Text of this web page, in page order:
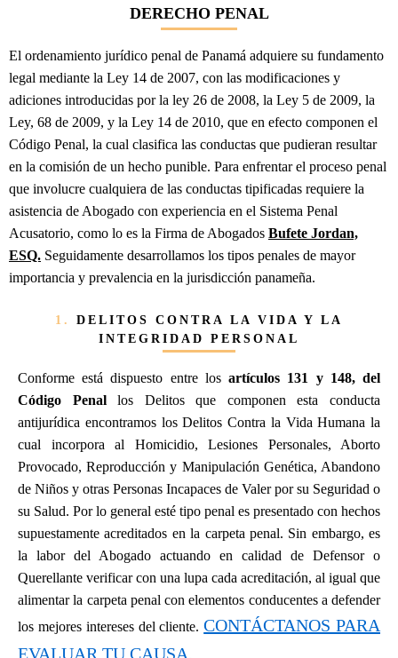
DERECHO PENAL
El ordenamiento jurídico penal de Panamá adquiere su fundamento
legal mediante la Ley 14 de 2007, con las modificaciones y
adiciones introducidas por la ley 26 de 2008, la Ley 5 de 2009, la
Ley, 68 de 2009, y la Ley 14 de 2010, que en efecto componen el
Código Penal, la cual clasifica las conductas que pudieran resultar
en la comisión de un hecho punible. Para enfrentar el proceso penal
que involucre cualquiera de las conductas tipificadas requiere la
asistencia de Abogado con experiencia en el Sistema Penal
Acusatorio, como lo es la Firma de Abogados Bufete Jordan,
ESQ. Seguidamente desarrollamos los tipos penales de mayor
importancia y prevalencia en la jurisdicción panameña.
1. DELITOS CONTRA LA VIDA Y LA
INTEGRIDAD PERSONAL
Conforme está dispuesto entre losartículos 131 y 148, del
Código Penallos Delitos que componen esta conducta
antijurídica encontramos los Delitos Contra la Vida Humana la
cual incorpora al Homicidio, Lesiones Personales, Aborto
Provocado, Reproducción y Manipulación Genética, Abandono
de Niños y otras Personas Incapaces de Valer por su Seguridad o
su Salud. Por lo general esté tipo penal es presentado con hechos
supuestamente acreditados en la carpeta penal. Sin embargo, es
la labor del Abogado actuando en calidad de Defensor o
Querellante verificar con una lupa cada acreditación, al igual que
alimentar la carpeta penal con elementos conducentes a defender
los mejores intereses del cliente.CONTÁCTANOS PARA
EVALUAR TU CAUSA.